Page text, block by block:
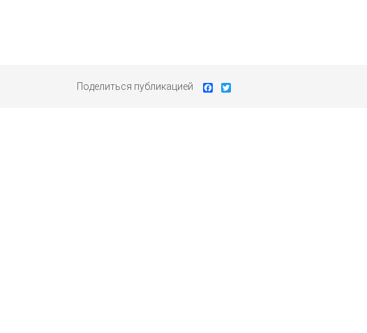
Поделиться публикацией
Facebook
Twitter